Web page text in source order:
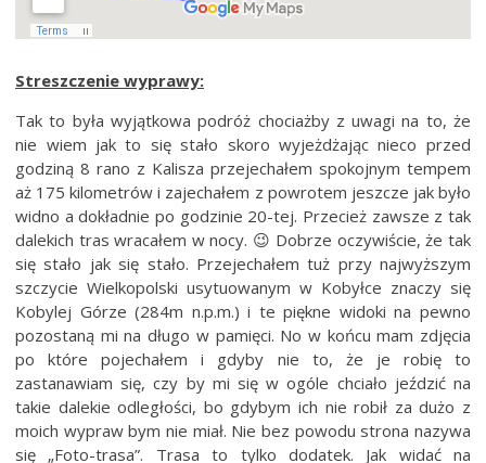
Streszczenie wyprawy:
Tak to była wyjątkowa podróż chociażby z uwagi na to, że
nie wiem jak to się stało skoro wyjeżdżając nieco przed
godziną 8 rano z Kalisza przejechałem spokojnym tempem
aż 175 kilometrów i zajechałem z powrotem jeszcze jak było
widno a dokładnie po godzinie 20-tej. Przecież zawsze z tak
dalekich tras wracałem w nocy. 😉 Dobrze oczywiście, że tak
się stało jak się stało. Przejechałem tuż przy najwyższym
szczycie Wielkopolski usytuowanym w Kobyłce znaczy się
Kobylej Górze (284m n.p.m.) i te piękne widoki na pewno
pozostaną mi na długo w pamięci. No w końcu mam zdjęcia
po które pojechałem i gdyby nie to, że je robię to
zastanawiam się, czy by mi się w ogóle chciało jeździć na
takie dalekie odległości, bo gdybym ich nie robił za dużo z
moich wypraw bym nie miał. Nie bez powodu strona nazywa
się „Foto-trasa”. Trasa to tylko dodatek. Jak widać na